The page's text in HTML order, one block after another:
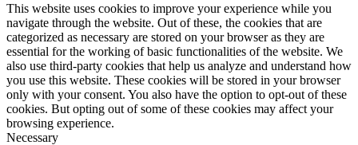
This website uses cookies to improve your experience while you
navigate through the website. Out of these, the cookies that are
categorized as necessary are stored on your browser as they are
essential for the working of basic functionalities of the website. We
also use third-party cookies that help us analyze and understand how
you use this website. These cookies will be stored in your browser
only with your consent. You also have the option to opt-out of these
cookies. But opting out of some of these cookies may affect your
browsing experience.
Necessary